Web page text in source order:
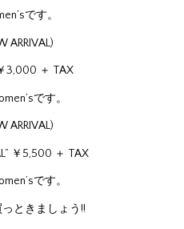
です。
ARRIVAL)
3,000 ＋ TAX
です。
ARRIVAL)
￥5,500 ＋ TAX
です。
ときましょう!!